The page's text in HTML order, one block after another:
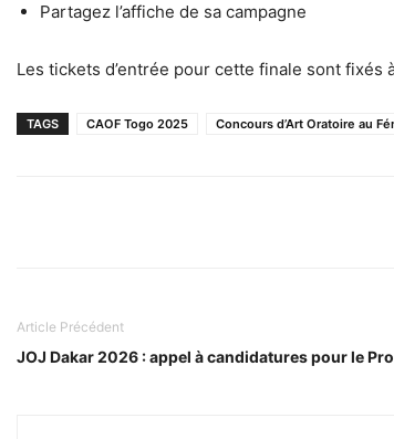
Partagez l’affiche de sa campagne
Les tickets d’entrée pour cette finale sont fixés
TAGS CAOF Togo 2025 Concours d’Art Oratoire au
Article Précédent
JOJ Dakar 2026 : appel à candidatures pour le